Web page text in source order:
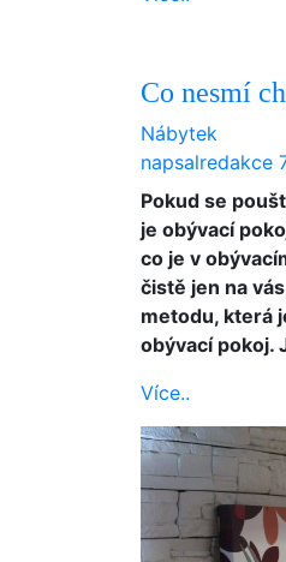
Co nesmí
Nábytek
napsalredakce
Pokud se
je obývací
co je v
čistě jen na
metodu, která
obývací pokoj.
Více..